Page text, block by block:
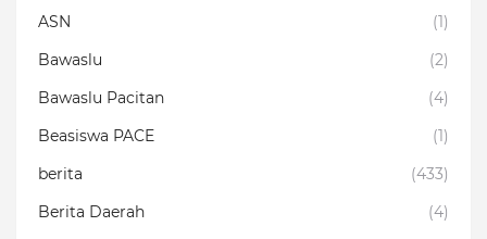
ASN
(1)
Bawaslu
(2)
Bawaslu Pacitan
(4)
Beasiswa PACE
(1)
berita
(433)
Berita Daerah
(4)